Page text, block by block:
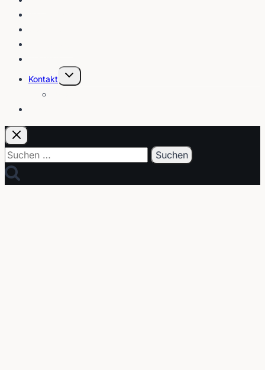
Kontakt
Untermenü
umschalten
Suchen
nach: